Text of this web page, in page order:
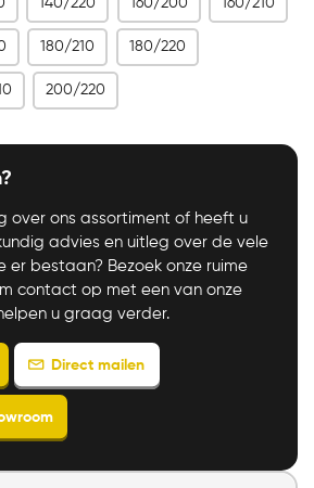
140/220 160/200 160/210
180/210 180/220
200/220
over ons assortiment of heeft u
advies en uitleg over de vele
er bestaan? Bezoek onze ruime
contact op met een van onze
u graag verder.